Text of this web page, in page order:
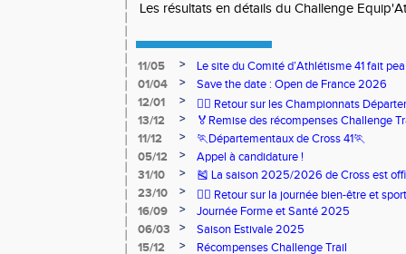
Les résultats en détails du Challenge
11/05 >
Le site du Comité d’Athlétisme 41 fait
01/04
>
Save the date : Open de France 2026
12/01
>
🏃‍♂️ Retour sur les Championnats
13/12
>
🏅Remise des récompenses Challenge
11/12
>
🏃Départementaux de Cross 41🏃
05/12
>
Appel à candidature !
31/10
>
🎽 La saison 2025/2026 de Cross est
23/10
>
🧘‍♀️ Retour sur la journée bien-être et
16/09
>
Journée Forme et Santé 2025
06/03
>
Saison Estivale 2025
15/12
>
Récompenses Challenge Trail